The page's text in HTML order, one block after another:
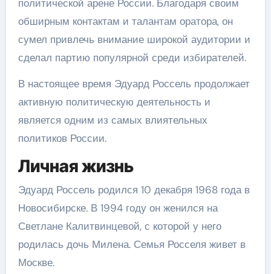
политической арене России. Благодаря своим
обширным контактам и талантам оратора, он
сумел привлечь внимание широкой аудитории и
сделал партию популярной среди избирателей.
В настоящее время Эдуард Россель продолжает
активную политическую деятельность и
является одним из самых влиятельных
политиков России.
Личная жизнь
Эдуард Россель родился 10 декабря 1968 года в
Новосибирске. В 1994 году он женился на
Светлане Калитвинцевой, с которой у него
родилась дочь Милена. Семья Росселя живет в
Москве.